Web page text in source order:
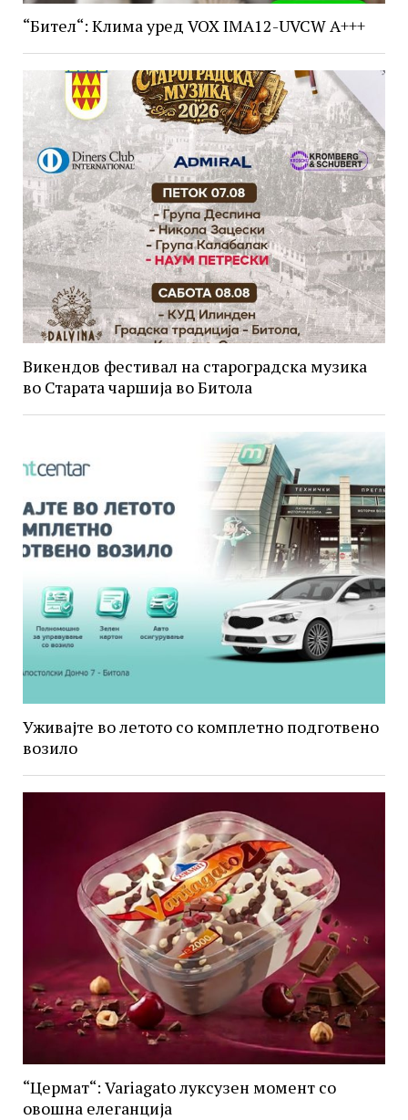
“Бител“: Клима уред VOX IMA12-UVCW A+++
Викендов фестивал на староградска музика
во Старата чаршија во Битола
Уживајте во летото со комплетно подготвено
возило
“Цермат“: Variagato луксузен момент со
овошна елеганција